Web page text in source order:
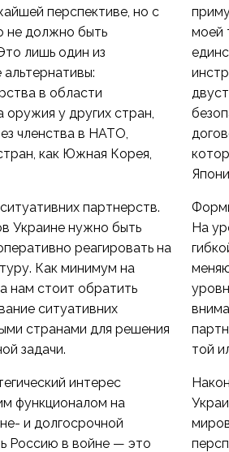
перспективе, но с
не должно быть
лишь один из
в области
оружия у других стран,
членства в НАТО,
как Южная Корея,
партнерств.
Украине нужно быть
реагировать на
Как минимум на
нам стоит обратить
ситуативних
странами для решения
задачи.
интерес
функционалом на
и долгосрочной
Россию в войне — это
моей
На
той